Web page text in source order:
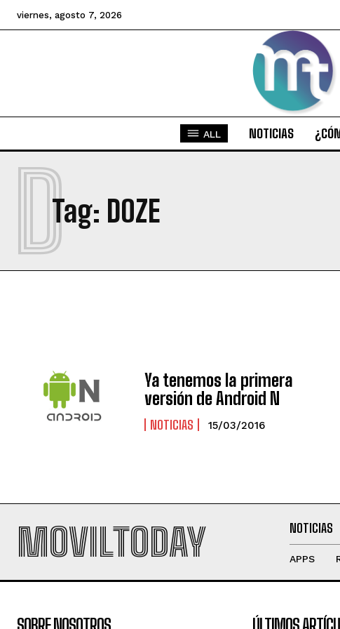
viernes, agosto 7, 2026
ALL NOTICIAS
Tag: DOZE
D
Ya tenemos la primera
versión de Android N
NOTICIAS 15/03/2016
MOVILTODAY NOTICIAS
APPS